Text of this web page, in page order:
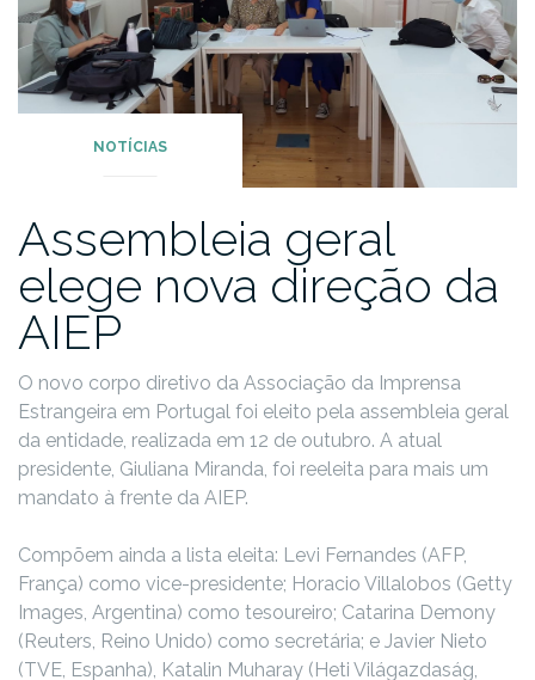
NOTÍCIAS
Assembleia geral
elege nova direção da
AIEP
O novo corpo diretivo da Associação da Imprensa
Estrangeira em Portugal foi eleito pela assembleia geral
da entidade, realizada em 12 de outubro. A atual
presidente, Giuliana Miranda, foi reeleita para mais um
mandato à frente da AIEP.
Compõem ainda a lista eleita: Levi Fernandes (AFP,
França) como vice-presidente; Horacio Villalobos (Getty
Images, Argentina) como tesoureiro; Catarina Demony
(Reuters, Reino Unido) como secretária; e Javier Nieto
(TVE, Espanha), Katalin Muharay (Heti Világazdaság,